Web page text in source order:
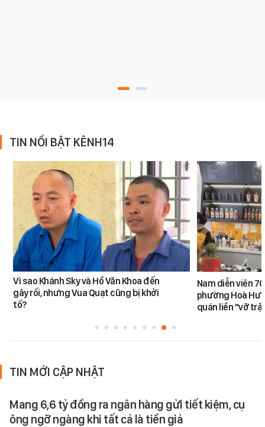
TIN NỔI BẬT KÊNH14
Vì sao Khánh Sky và Hồ Văn Khoa đến
gây rối, nhưng Vua Quạt cũng bị khởi
tố?
Nam diễn viên
phường Hoà
quán liền "vỡ
TIN MỚI CẬP NHẬT
Mang 6,6 tỷ đồng ra ngân hàng gửi tiết kiệm, cụ
ông ngỡ ngàng khi tất cả là tiền giả